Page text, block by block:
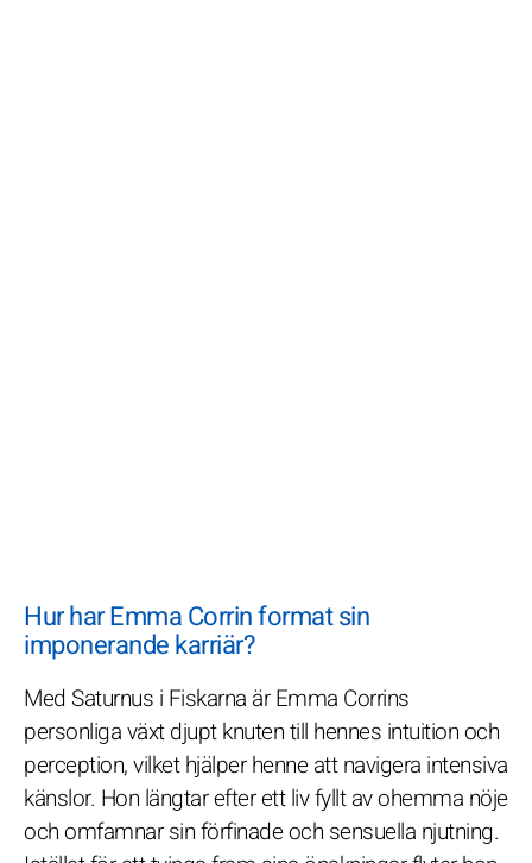
Hur har Emma Corrin format sin
imponerande karriär?
Med Saturnus i Fiskarna är Emma Corrins
personliga växt djupt knuten till hennes intuition och
perception, vilket hjälper henne att navigera intensiva
känslor. Hon längtar efter ett liv fyllt av ohemma nöje
och omfamnar sin förfinade och sensuella njutning.